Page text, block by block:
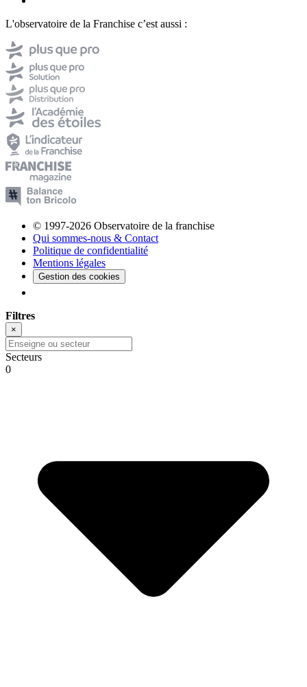
L'observatoire de la Franchise c’est aussi :
© 1997-2026 Observatoire de la franchise
Qui sommes-nous & Contact
Politique de confidentialité
Mentions légales
Gestion des cookies
Filtres
×
Secteurs
0